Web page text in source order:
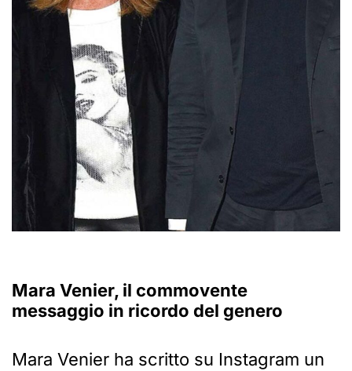
Mara Venier, il commovente
messaggio in ricordo del genero
Mara Venier ha scritto su Instagram un